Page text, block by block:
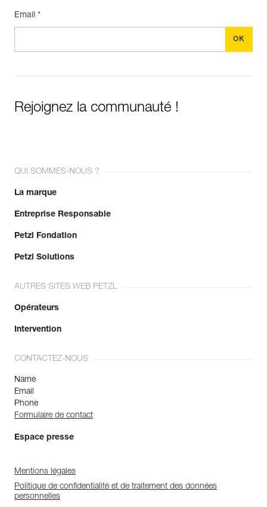
Email *
Rejoignez la communauté !
QUI SOMMES-NOUS ?
La marque
Entreprise Responsable
Petzl Fondation
Petzl Solutions
AUTRES SITES WEB PETZL
Opérateurs
Intervention
CONTACTEZ-NOUS
Name
Email
Phone
Formulaire de contact
Espace presse
Mentions légales
Politique de confidentialité et de traitement des données
personnelles